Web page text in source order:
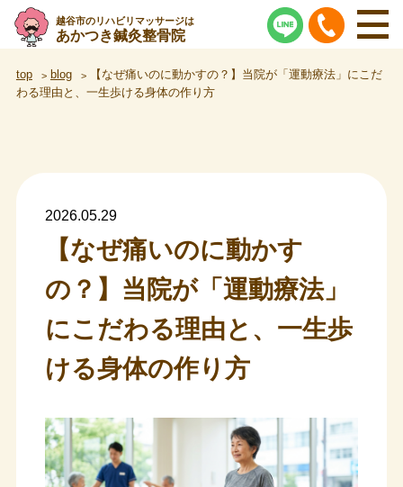
越谷市のリハビリマッサージは
あかつき鍼灸整骨院
top blog
【なぜ痛いのに動かすの？】当院が「運動療法」にこだ
わる理由と、一生歩ける身体の作り方
2026.05.29
【なぜ痛いのに動かす
の？】当院が「運動療法」
にこだわる理由と、一生歩
ける身体の作り方